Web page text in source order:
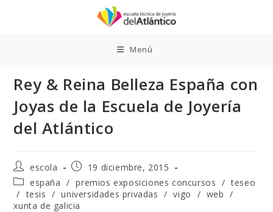
Menú
Rey & Reina Belleza España con
Joyas de la Escuela de Joyería
del Atlántico
Autor
de
la
entrada:
escola
Publicación
la
entrada:
19 diciembre, 2015
Categoría
de
la
españa / premios exposiciones concursos / teseo
/ tesis / universidades privadas / vigo / web /
xunta de galicia